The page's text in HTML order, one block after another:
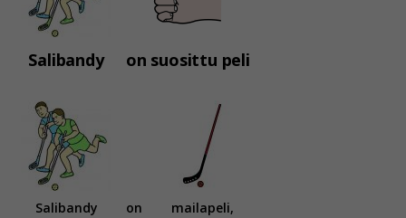
Salibandy on suosittu peli
Salibandy on mailapeli,